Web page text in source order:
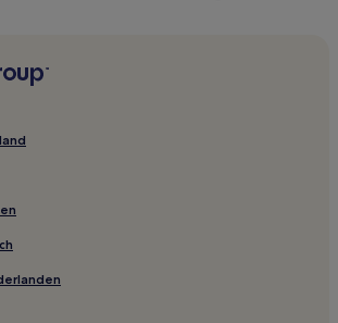
Gelderlandplein
Amstelveenseweg
Hoofddorpplein
J.P. Heijestraat
Station Amstelveenseweg